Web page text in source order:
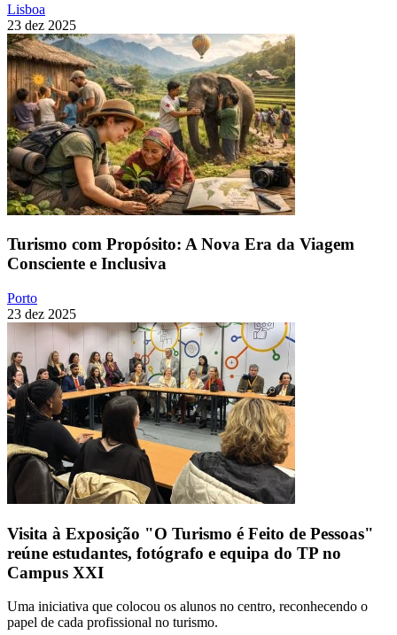
Lisboa
23 dez 2025
Turismo com Propósito: A Nova Era da Viagem
Consciente e Inclusiva
Porto
23 dez 2025
Visita à Exposição "O Turismo é Feito de Pessoas"
reúne estudantes, fotógrafo e equipa do TP no
Campus XXI
Uma iniciativa que colocou os alunos no centro, reconhecendo o
papel de cada profissional no turismo.